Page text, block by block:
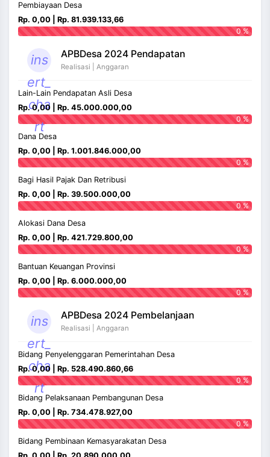
Pembiayaan Desa
Rp. 0,00 | Rp. 81.939.133,66
0 %
ins
ert_
cha
rt
APBDesa 2024 Pendapatan
Realisasi | Anggaran
Lain-Lain Pendapatan Asli Desa
Rp. 0,00 | Rp. 45.000.000,00
0 %
Dana Desa
Rp. 0,00 | Rp. 1.001.846.000,00
0 %
Bagi Hasil Pajak Dan Retribusi
Rp. 0,00 | Rp. 39.500.000,00
0 %
Alokasi Dana Desa
Rp. 0,00 | Rp. 421.729.800,00
0 %
Bantuan Keuangan Provinsi
Rp. 0,00 | Rp. 6.000.000,00
0 %
ins
ert_
cha
rt
APBDesa 2024 Pembelanjaan
Realisasi | Anggaran
Bidang Penyelenggaran Pemerintahan Desa
Rp. 0,00 | Rp. 528.490.860,66
0 %
Bidang Pelaksanaan Pembangunan Desa
Rp. 0,00 | Rp. 734.478.927,00
0 %
Bidang Pembinaan Kemasyarakatan Desa